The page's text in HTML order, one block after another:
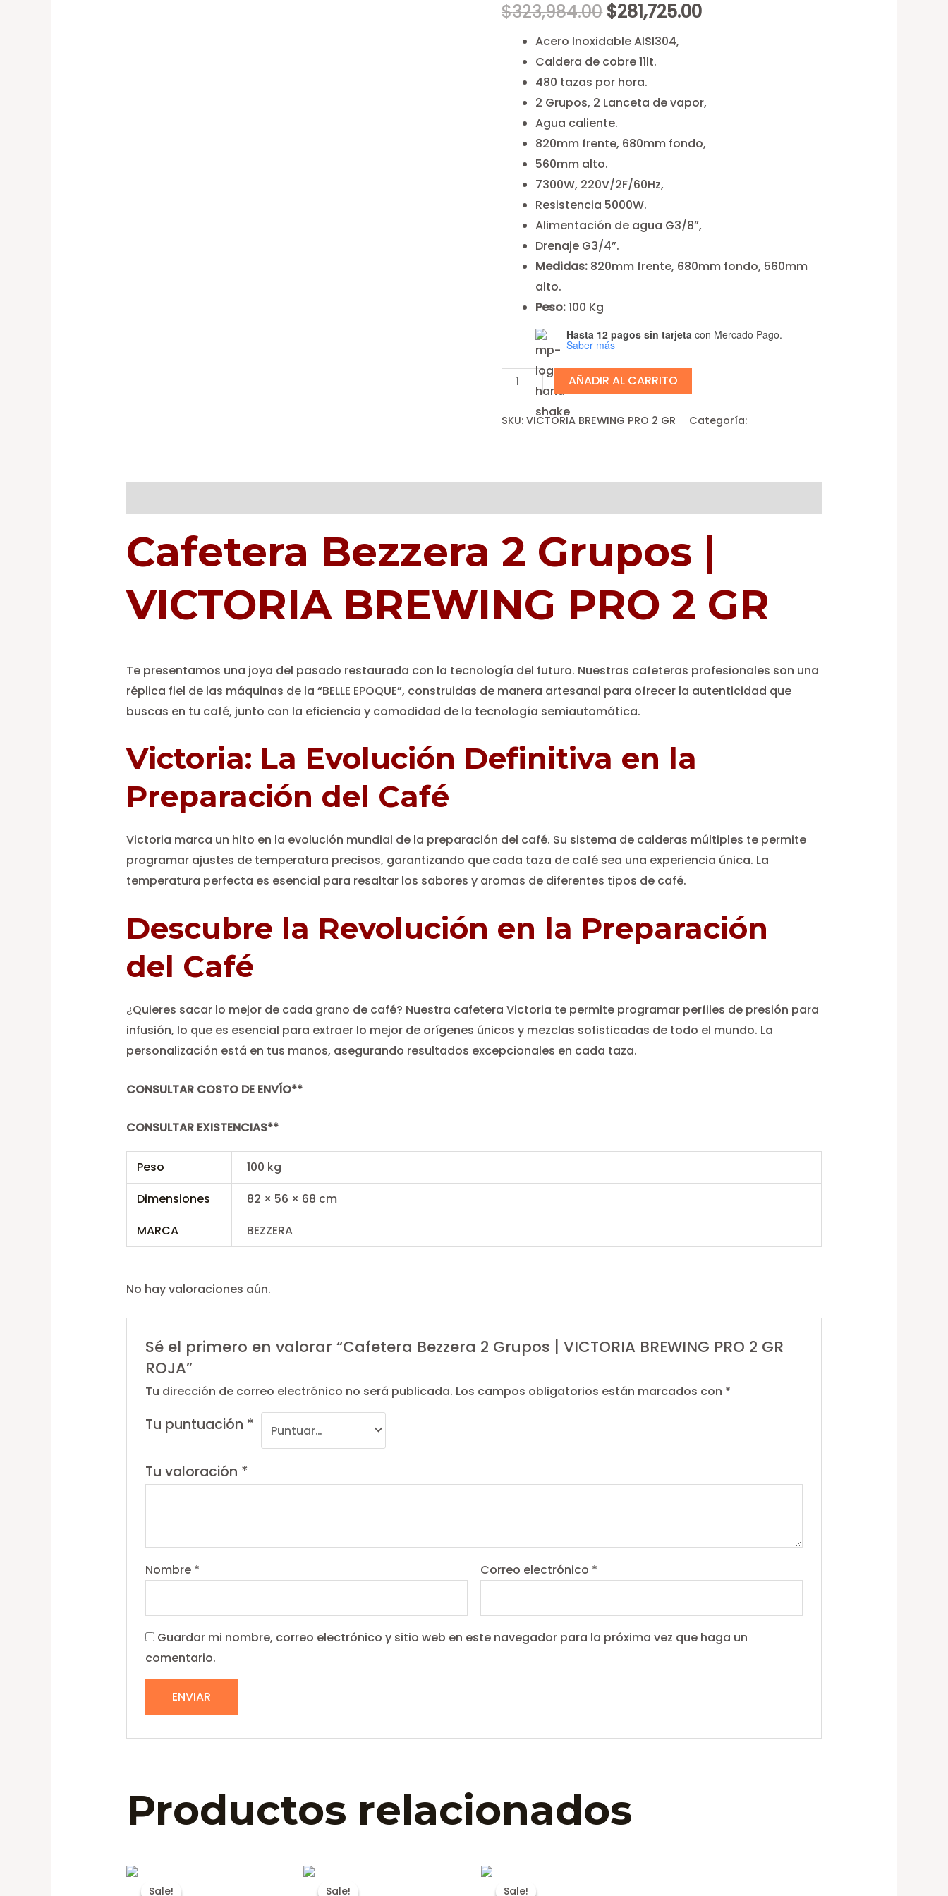
$323,984.00Original
price
was:
$323,984.00.
$281,725.00Current
$281,725.00.
Acero Inoxidable AISI304,
Caldera de cobre 11lt.
480 tazas por hora.
2 Grupos, 2 Lanceta de vapor,
Agua caliente.
820mm frente, 680mm fondo,
560mm alto.
7300W, 220V/2F/60Hz,
Resistencia 5000W.
Alimentación de agua G3/8”,
Drenaje G3/4”.
Medidas: 820mm frente, 680mm fondo, 560mm
alto.
Peso:100 Kg
Hasta 12 pagos sin tarjeta con Mercado Pago.
Saber más
Cafetera
Bezzera
2
VICTORIA
2
GR
cantidad
AÑADIR AL CARRITO
SKU:VICTORIA BREWING PRO 2 GR Categoría:
Cafetera Bezzera 2 Grupos |
VICTORIA BREWING PRO 2 GR
Te presentamos una joya del pasado restaurada con la tecnología del futuro. Nuestras cafeteras profesionales son una
réplica fiel de las máquinas de la “BELLE EPOQUE”, construidas de manera artesanal para ofrecer la autenticidad que
buscas en tu café, junto con la eficiencia y comodidad de la tecnología semiautomática.
Victoria: La Evolución Definitiva en la
Preparación del Café
Victoria marca un hito en la evolución mundial de la preparación del café. Su sistema de calderas múltiples te permite
programar ajustes de temperatura precisos, garantizando que cada taza de café sea una experiencia única. La
temperatura perfecta es esencial para resaltar los sabores y aromas de diferentes tipos de café.
Descubre la Revolución en la Preparación
del Café
¿Quieres sacar lo mejor de cada grano de café? Nuestra cafetera Victoria te permite programar perfiles de presión para
infusión, lo que es esencial para extraer lo mejor de orígenes únicos y mezclas sofisticadas de todo el mundo. La
personalización está en tus manos, asegurando resultados excepcionales en cada taza.
CONSULTAR COSTO DE ENVÍO**
CONSULTAR EXISTENCIAS**
Peso
100 kg
Dimensiones
82 × 56 × 68 cm
MARCA
BEZZERA
No hay valoraciones aún.
Sé el primero en valorar “Cafetera Bezzera 2 Grupos | VICTORIA BREWING PRO 2 GR
ROJA”
Tu dirección de correo electrónico no será publicada. Los campos obligatorios están marcados con *
Tu puntuación *
Tu valoración *
Nombre * Correo electrónico *
Guardar mi nombre, correo electrónico y sitio web en este navegador para la próxima vez que haga un
comentario.
Productos relacionados
Sale!
Sale! Sale!
Sale! Sale!
Sale!